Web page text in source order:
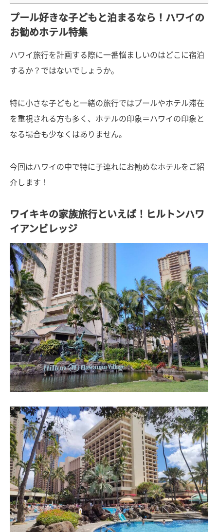
プール好きな子どもと泊まるなら！ハワイの
お勧めホテル特集
ハワイ旅行を計画する際に一番悩ましいのはどこに宿泊
するか？ではないでしょうか。
特に小さな子どもと一緒の旅行ではプールやホテル滞在
を重視される方も多く、ホテルの印象＝ハワイの印象と
なる場合も少なくはありません。
今回はハワイの中で特に子連れにお勧めなホテルをご紹
介します！
ワイキキの家族旅行といえば！ヒルトンハワ
イアンビレッジ